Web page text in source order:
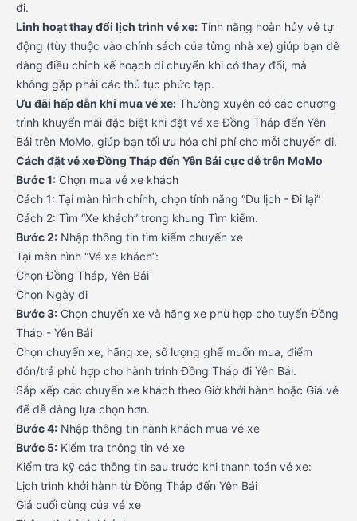
đi.
Linh hoạt thay đổi lịch trình vé xe: Tính năng hoàn hủy vé tự
động (tùy thuộc vào chính sách của từng nhà xe) giúp bạn dễ
dàng điều chỉnh kế hoạch di chuyển khi có thay đổi, mà
không gặp phải các thủ tục phức tạp.
Ưu đãi hấp dẫn khi mua vé xe: Thường xuyên có các chương
trình khuyến mãi đặc biệt khi đặt vé xe Đồng Tháp đến Yên
Bái trên MoMo, giúp bạn tối ưu hóa chi phí cho mỗi chuyến đi.
Cách đặt vé xe Đồng Tháp đến Yên Bái cực dễ trên MoMo
Bước 1: Chọn mua vé xe khách
Cách 1: Tại màn hình chính, chọn tính năng “Du lịch - Đi lại”
Cách 2: Tìm “Xe khách” trong khung Tìm kiếm.
Bước 2: Nhập thông tin tìm kiếm chuyến xe
Tại màn hình “Vé xe khách”:
Chọn Đồng Tháp, Yên Bái
Chọn Ngày đi
Bước 3: Chọn chuyến xe và hãng xe phù hợp cho tuyến Đồng
Tháp - Yên Bái
Chọn chuyến xe, hãng xe, số lượng ghế muốn mua, điểm
đón/trả phù hợp cho hành trình Đồng Tháp đi Yên Bái.
Sắp xếp các chuyến xe khách theo Giờ khởi hành hoặc Giá vé
để dễ dàng lựa chọn hơn.
Bước 4: Nhập thông tin hành khách mua vé xe
Bước 5: Kiểm tra thông tin vé xe
Kiểm tra kỹ các thông tin sau trước khi thanh toán vé xe:
Lịch trình khởi hành từ Đồng Tháp đến Yên Bái
Giá cuối cùng của vé xe